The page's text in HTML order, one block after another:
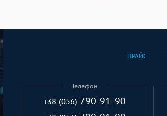
ПРАЙС
Телефон
+38 (056) 790-91-90